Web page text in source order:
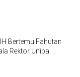
Bertemu Fahutan
Rektor Unipa